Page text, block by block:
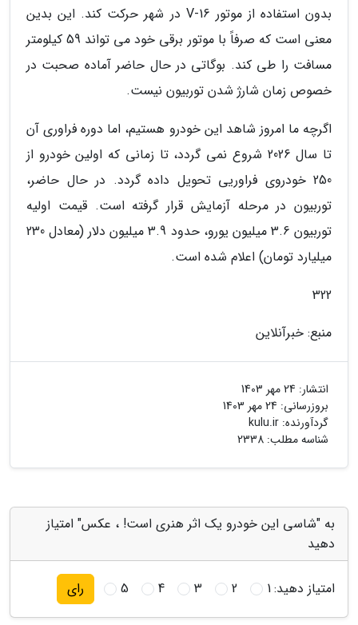
بدون استفاده از موتور V-16 در شهر حرکت کند. این بدین
معنی است که صرفاً با موتور برقی خود می تواند 59 کیلومتر
مسافت را طی کند. بوگاتی در حال حاضر آماده صحبت در
خصوص زمان شارژ شدن توربیون نیست.
اگرچه ما امروز شاهد این خودرو هستیم، اما دوره فراوری آن
تا سال 2026 شروع نمی گردد، تا زمانی که اولین خودرو از
250 خودروی فراوریی تحویل داده گردد. در حال حاضر،
توربیون در مرحله آزمایش قرار گرفته است. قیمت اولیه
توربیون 3.6 میلیون یورو، حدود 3.9 میلیون دلار (معادل 230
میلیارد تومان) اعلام شده است.
322
منبع: خبرآنلاین
انتشار: 24 مهر 1403
بروزرسانی: 24 مهر 1403
گردآورنده: kulu.ir
شناسه مطلب: 2338
به "شاسی این خودرو یک اثر هنری است! ، عکس" امتیاز
دهید
امتیاز دهید:1
2
3
4
5 رای